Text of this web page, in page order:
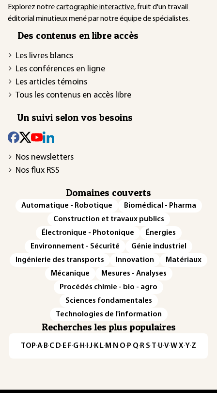
Explorez notrecartographie interactive, fruit d'un travail
éditorial minutieux mené par notre équipe de spécialistes.
Des contenus en libre accès
Les livres blancs
Les conférences en ligne
Les articles témoins
Tous les contenus en accès libre
Un suivi selon vos besoins
Nos newsletters
Nos flux RSS
Domaines couverts
Automatique - Robotique
Biomédical - Pharma
Construction et travaux publics
Électronique - Photonique
Énergies
Environnement - Sécurité
Génie industriel
Ingénierie des transports
Innovation
Matériaux
Mécanique
Mesures - Analyses
Procédés chimie - bio - agro
Sciences fondamentales
Technologies de l'information
Recherches les plus populaires
TOP·A·B·C· D· E· F·G· H · ·J· K· L· M · N ·O· P·Q· R·S·T·U·V·W·X·Y·Z